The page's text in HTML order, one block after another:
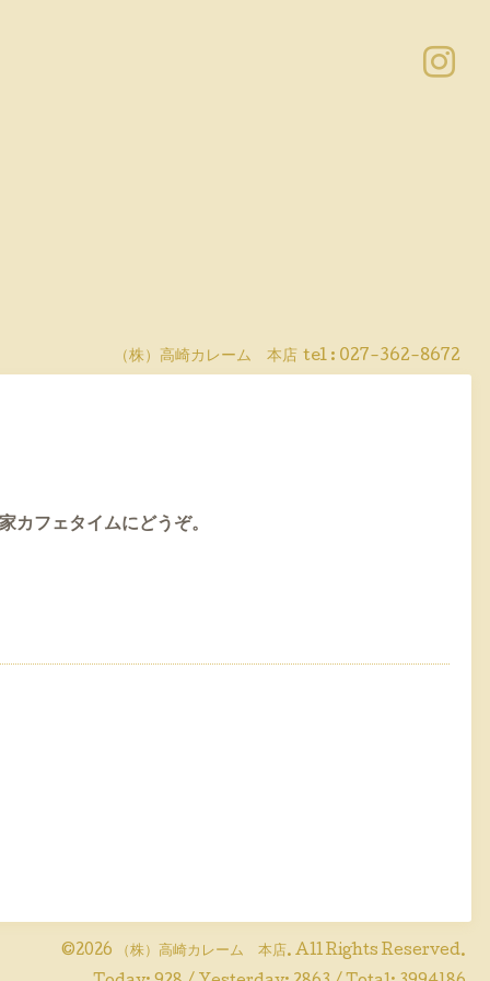
（株）高崎カレーム 本店 tel : 027-362-8672
カフェタイムにどうぞ。
©2026 （株）高崎カレーム 本店. All Rights Reserved.